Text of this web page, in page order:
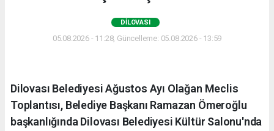
DILOVASI
05.08.2026 - 11:28, Güncelleme: 05.08.2026 - 13:59
Dilovası Belediyesi Ağustos Ayı Olağan Meclis
Toplantısı, Belediye Başkanı Ramazan Ömeroğlu
başkanlığında Dilovası Belediyesi Kültür Salonu'nda